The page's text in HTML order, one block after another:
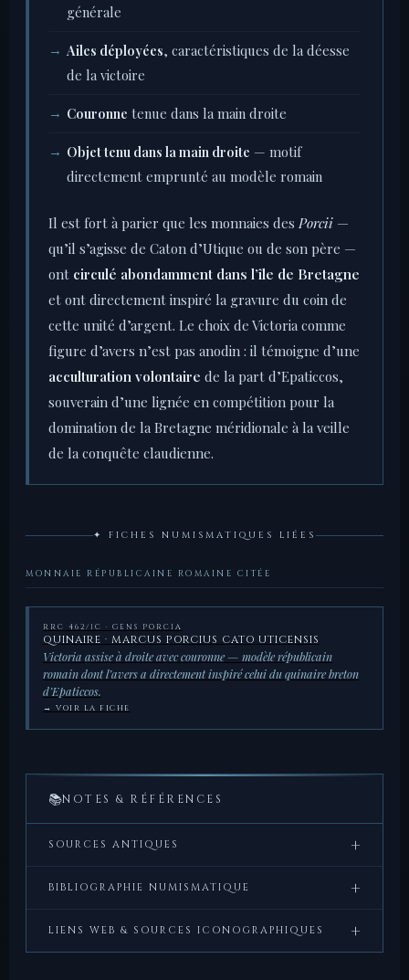
générale
Ailes déployées, caractéristiques de la déesse
de la victoire
Couronne tenue dans la main droite
Objet tenu dans la main droite — motif
directement emprunté au modèle romain
Il est fort à parier que les monnaies desPorcii —
qu’il s’agisse de Caton d’Utique ou de son père —
ont circulé abondamment dans l’île de Bretagne
et ont directement inspiré la gravure du coin de
cette unité d’argent. Le choix de Victoria comme
figure d’avers n’est pas anodin : il témoigne d’une
acculturation volontaire de la part d’Epaticcos,
souverain d’une lignée en compétition pour la
domination de la Bretagne méridionale à la veille
de la conquête claudienne.
✦ FICHES NUMISMATIQUES LIÉES
MONNAIE RÉPUBLICAINE ROMAINE CITÉE
RRC 462/1C · GENS PORCIA
QUINAIRE · MARCUS PORCIUS CATO UTICENSIS
Victoria assise à droite avec couronne — modèle républicain
romain dont l’avers a directement inspiré celui du quinaire breton
d’Epaticcos.
→ VOIR LA FICHE
📚NOTES & RÉFÉRENCES
SOURCES ANTIQUES +
Frontin,Strategemata— Récit de la fuite de Commios
en Bretagne après ses défaites sur le continent.
Suétone,Divus Claudius , XVII — La conquête de la
Bretagne par l’Empereur Claude en 43 ap. J.-C.
BIBLIOGRAPHIE NUMISMATIQUE +
Crawford, M.H.,Roman Republican Coinage,
Cambridge University Press, 1974 — RRC 462/1c
LIENS WEB & SOURCES ICONOGRAPHIQUES +